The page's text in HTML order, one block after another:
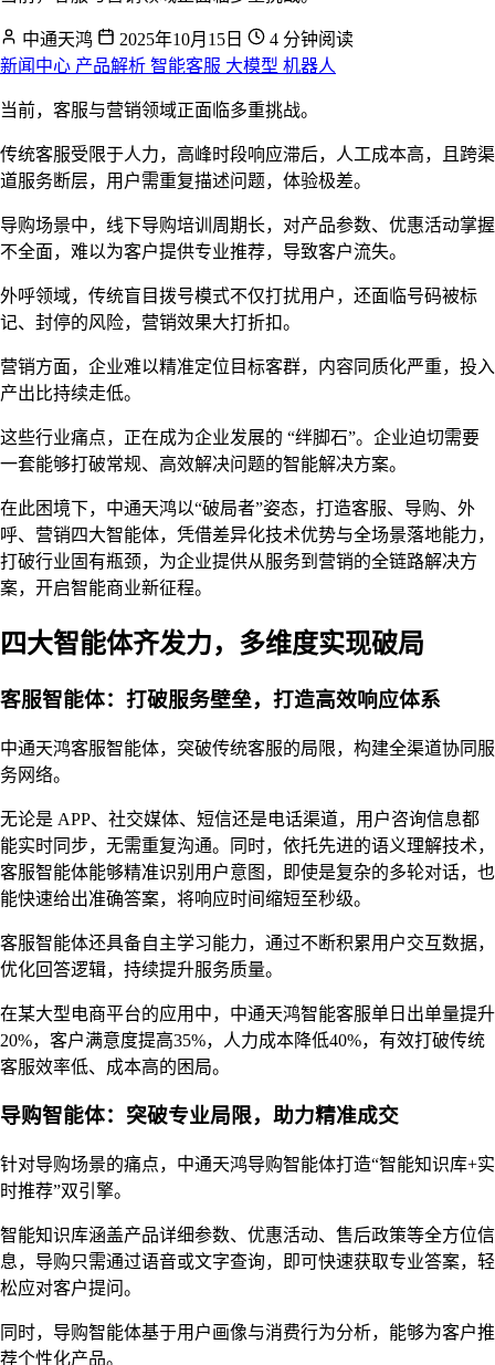
中通天鸿 2025年10月15日
4 分钟阅读
新闻中心 产品解析 智能客服 大模型 机器人
当前，客服与营销领域正面临多重挑战。
传统客服受限于人力，高峰时段响应滞后，人工成本高，且跨渠
道服务断层，用户需重复描述问题，体验极差。
导购场景中，线下导购培训周期长，对产品参数、优惠活动掌握
不全面，难以为客户提供专业推荐，导致客户流失。
外呼领域，传统盲目拨号模式不仅打扰用户，还面临号码被标
记、封停的风险，营销效果大打折扣。
营销方面，企业难以精准定位目标客群，内容同质化严重，投入
产出比持续走低。
这些行业痛点，正在成为企业发展的 “绊脚石”。企业迫切需要
一套能够打破常规、高效解决问题的智能解决方案。
在此困境下，中通天鸿以“破局者”姿态，打造客服、导购、外
呼、营销四大智能体，凭借差异化技术优势与全场景落地能力，
打破行业固有瓶颈，为企业提供从服务到营销的全链路解决方
案，开启智能商业新征程。
四大智能体齐发力，多维度实现破局
客服智能体：打破服务壁垒，打造高效响应体系
中通天鸿客服智能体，突破传统客服的局限，构建全渠道协同服
务网络。
无论是 APP、社交媒体、短信还是电话渠道，用户咨询信息都
能实时同步，无需重复沟通。同时，依托先进的语义理解技术，
客服智能体能够精准识别用户意图，即使是复杂的多轮对话，也
能快速给出准确答案，将响应时间缩短至秒级。
客服智能体还具备自主学习能力，通过不断积累用户交互数据，
优化回答逻辑，持续提升服务质量。
在某大型电商平台的应用中，中通天鸿智能客服单日出单量提升
20%，客户满意度提高35%，人力成本降低40%，有效打破传统
客服效率低、成本高的困局。
导购智能体：突破专业局限，助力精准成交
针对导购场景的痛点，中通天鸿导购智能体打造“智能知识库+实
时推荐”双引擎。
智能知识库涵盖产品详细参数、优惠活动、售后政策等全方位信
息，导购只需通过语音或文字查询，即可快速获取专业答案，轻
松应对客户提问。
同时，导购智能体基于用户画像与消费行为分析，能够为客户推
荐个性化产品。